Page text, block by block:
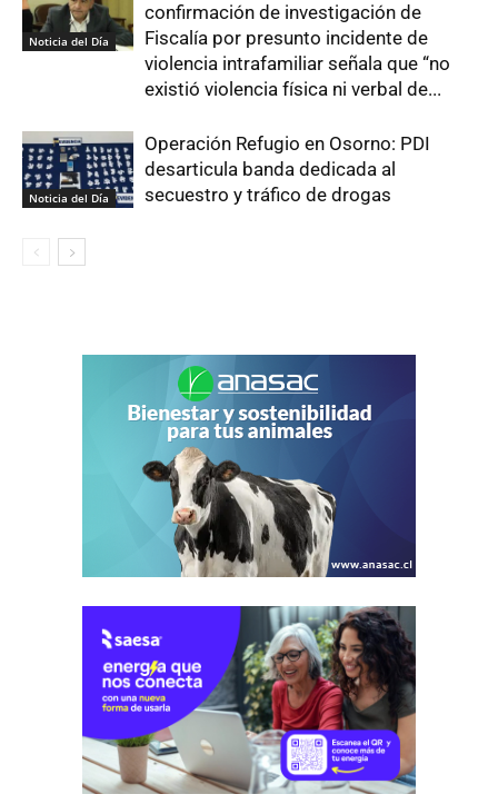
Noticia del Día
confirmación de investigación de
Fiscalía por presunto incidente de
violencia intrafamiliar señala que “no
existió violencia física ni verbal de...
Noticia del Día
Operación Refugio en Osorno: PDI
desarticula banda dedicada al
secuestro y tráfico de drogas